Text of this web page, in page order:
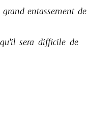
entassement de
sera difficile de